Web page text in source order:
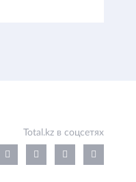
Total.kz в соцсетях